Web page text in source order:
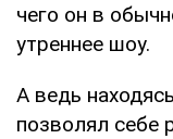
чего он в
утреннее шоу.
А ведь
позволял себе